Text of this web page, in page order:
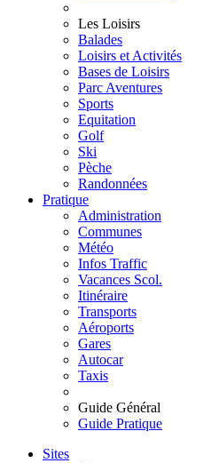
Les Loisirs
Balades
Loisirs et Activités
Bases de Loisirs
Parc Aventures
Sports
Equitation
Golf
Ski
Pèche
Randonnées
Pratique
Administration
Communes
Météo
Infos Traffic
Vacances Scol.
Itinéraire
Transports
Aéroports
Gares
Autocar
Taxis
Guide Général
Guide Pratique
Sites